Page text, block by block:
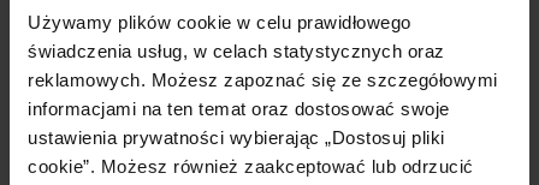
Używamy plików cookie w celu prawidłowego
świadczenia usług, w celach statystycznych oraz
reklamowych. Możesz zapoznać się ze szczegółowymi
informacjami na ten temat oraz dostosować swoje
ustawienia prywatności wybierając „Dostosuj pliki
cookie”. Możesz również zaakceptować lub odrzucić
zestawów, nie tylko do spodni, ale też sukienek
czy ołówkowych spódnic.
Jak nosić półbuty
damskie? Uniwersalne
fasony